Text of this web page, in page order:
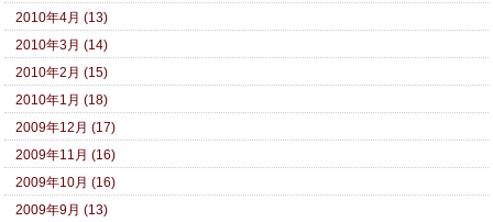
2010年4月 (13)
2010年3月 (14)
2010年2月 (15)
2010年1月 (18)
2009年12月 (17)
2009年11月 (16)
2009年10月 (16)
2009年9月 (13)